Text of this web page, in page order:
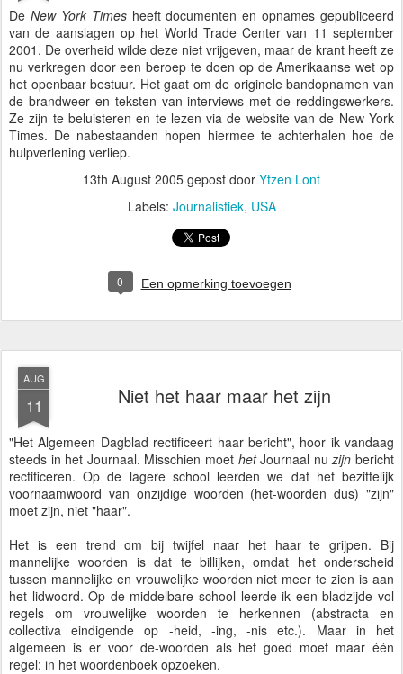
De New York Times heeft documenten en opnames gepubliceerd
van de aanslagen op het World Trade Center van 11 september
2001. De overheid wilde deze niet vrijgeven, maar de krant heeft ze
nu verkregen door een beroep te doen op de Amerikaanse wet op
het openbaar bestuur. Het gaat om de originele bandopnamen van
de brandweer en teksten van interviews met de reddingswerkers.
Ze zijn te beluisteren en te lezen via de website van de New York
Times. De nabestaanden hopen hiermee te achterhalen hoe de
hulpverlening verliep.
13th August 2005 gepost door Ytzen Lont
Labels: Journalistiek USA
0 Een opmerking toevoegen
AUG
11 Niet het haar maar het zijn
"Het Algemeen Dagblad rectificeert haar bericht", hoor ik vandaag
steeds in het Journaal. Misschien moet hetJournaal nuzijn bericht
rectificeren. Op de lagere school leerden we dat het bezittelijk
voornaamwoord van onzijdige woorden (het-woorden dus) "zijn"
moet zijn, niet "haar".
Het is een trend om bij twijfel naar het haar te grijpen. Bij
mannelijke woorden is dat te billijken, omdat het onderscheid
tussen mannelijke en vrouwelijke woorden niet meer te zien is aan
het lidwoord. Op de middelbare school leerde ik een bladzijde vol
regels om vrouwelijke woorden te herkennen (abstracta en
collectiva eindigende op -heid, -ing, -nis etc.). Maar in het
algemeen is er voor de-woorden als het goed moet maar één
regel: in het woordenboek opzoeken.